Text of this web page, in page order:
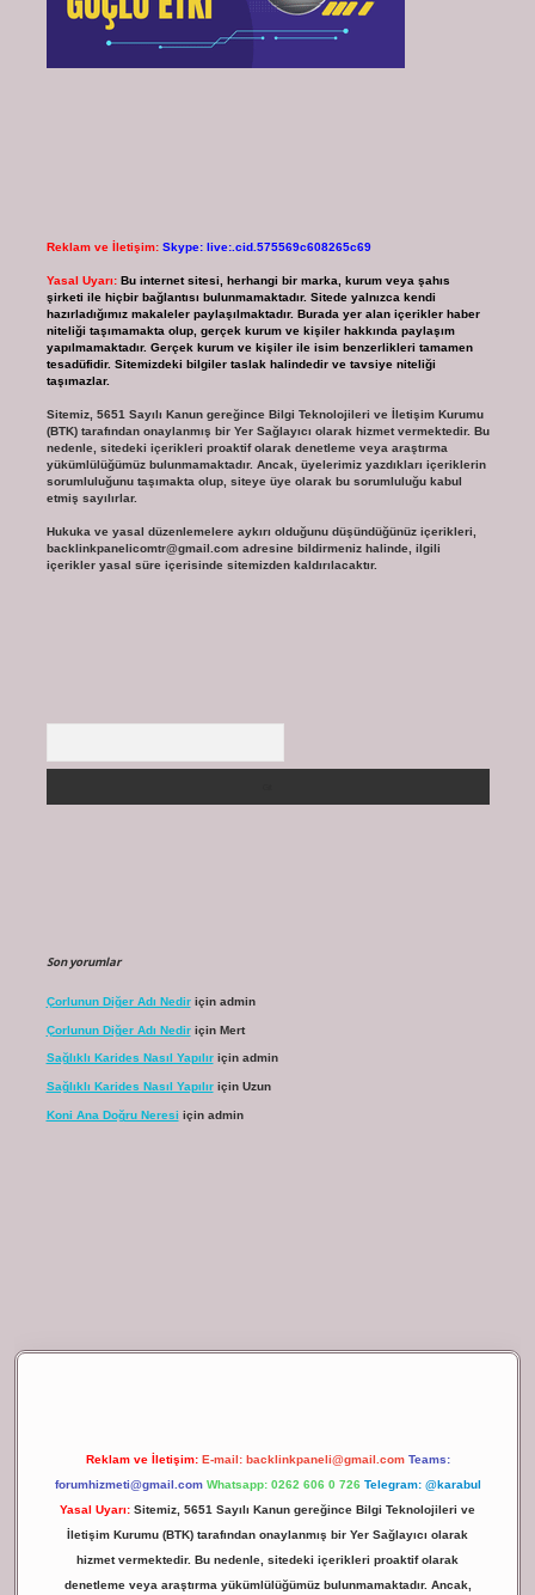
Reklam ve İletişim: Skype: live:.cid.575569c608265c69
Yasal Uyarı: Bu internet sitesi, herhangi bir marka, kurum veya şahıs
şirketi ile hiçbir bağlantısı bulunmamaktadır. Sitede yalnızca kendi
hazırladığımız makaleler paylaşılmaktadır. Burada yer alan içerikler haber
niteliği taşımamakta olup, gerçek kurum ve kişiler hakkında paylaşım
yapılmamaktadır. Gerçek kurum ve kişiler ile isim benzerlikleri tamamen
tesadüfidir. Sitemizdeki bilgiler taslak halindedir ve tavsiye niteliği
taşımazlar.
Sitemiz, 5651 Sayılı Kanun gereğince Bilgi Teknolojileri ve İletişim Kurumu
(BTK) tarafından onaylanmış bir Yer Sağlayıcı olarak hizmet vermektedir. Bu
nedenle, sitedeki içerikleri proaktif olarak denetleme veya araştırma
yükümlülüğümüz bulunmamaktadır. Ancak, üyelerimiz yazdıkları içeriklerin
sorumluluğunu taşımakta olup, siteye üye olarak bu sorumluluğu kabul
etmiş sayılırlar.
Hukuka ve yasal düzenlemelere aykırı olduğunu düşündüğünüz içerikleri,
backlinkpanelicomtr@gmail.comadresine bildirmeniz halinde, ilgili
içerikler yasal süre içerisinde sitemizden kaldırılacaktır.
Son yorumlar
Çorlunun Diğer Adı Nediriçin admin
Çorlunun Diğer Adı Nediriçin Mert
Sağlıklı Karides Nasıl Yapılıriçin admin
Sağlıklı Karides Nasıl Yapılıriçin Uzun
Koni Ana Doğru Neresi için admin
Reklam ve İletişim: E-mail: backlinkpaneli@gmail.com Teams:
forumhizmeti@gmail.com Whatsapp: 0262 606 0 726 Telegram: @karabul
Yasal Uyarı: Sitemiz, 5651 Sayılı Kanun gereğince Bilgi Teknolojileri ve
İletişim Kurumu (BTK) tarafından onaylanmış bir Yer Sağlayıcı olarak
hizmet vermektedir. Bu nedenle, sitedeki içerikleri proaktif olarak
denetleme veya araştırma yükümlülüğümüz bulunmamaktadır. Ancak,